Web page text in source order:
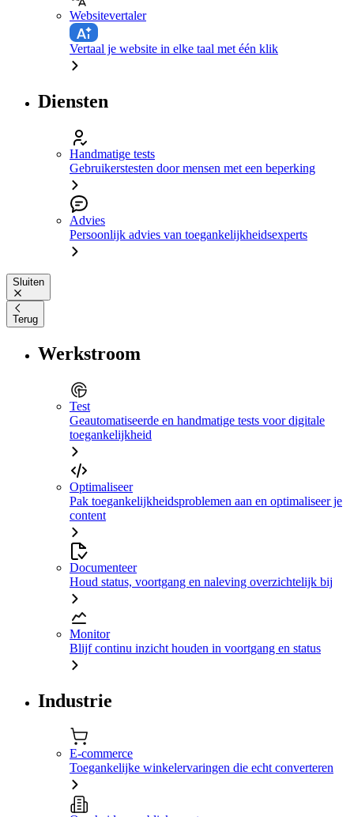
Websitevertaler
Vertaal je website in elke taal met één klik
Diensten
Handmatige tests
Gebruikerstesten door mensen met een beperking
Advies
Persoonlijk advies van toegankelijkheidsexperts
Sluiten
Terug
Werkstroom
Test
Geautomatiseerde en handmatige tests voor digitale
toegankelijkheid
Optimaliseer
Pak toegankelijkheidsproblemen aan en optimaliseer je
content
Documenteer
Houd status, voortgang en naleving overzichtelijk bij
Monitor
Blijf continu inzicht houden in voortgang en status
Industrie
E-commerce
Toegankelijke winkelervaringen die echt converteren